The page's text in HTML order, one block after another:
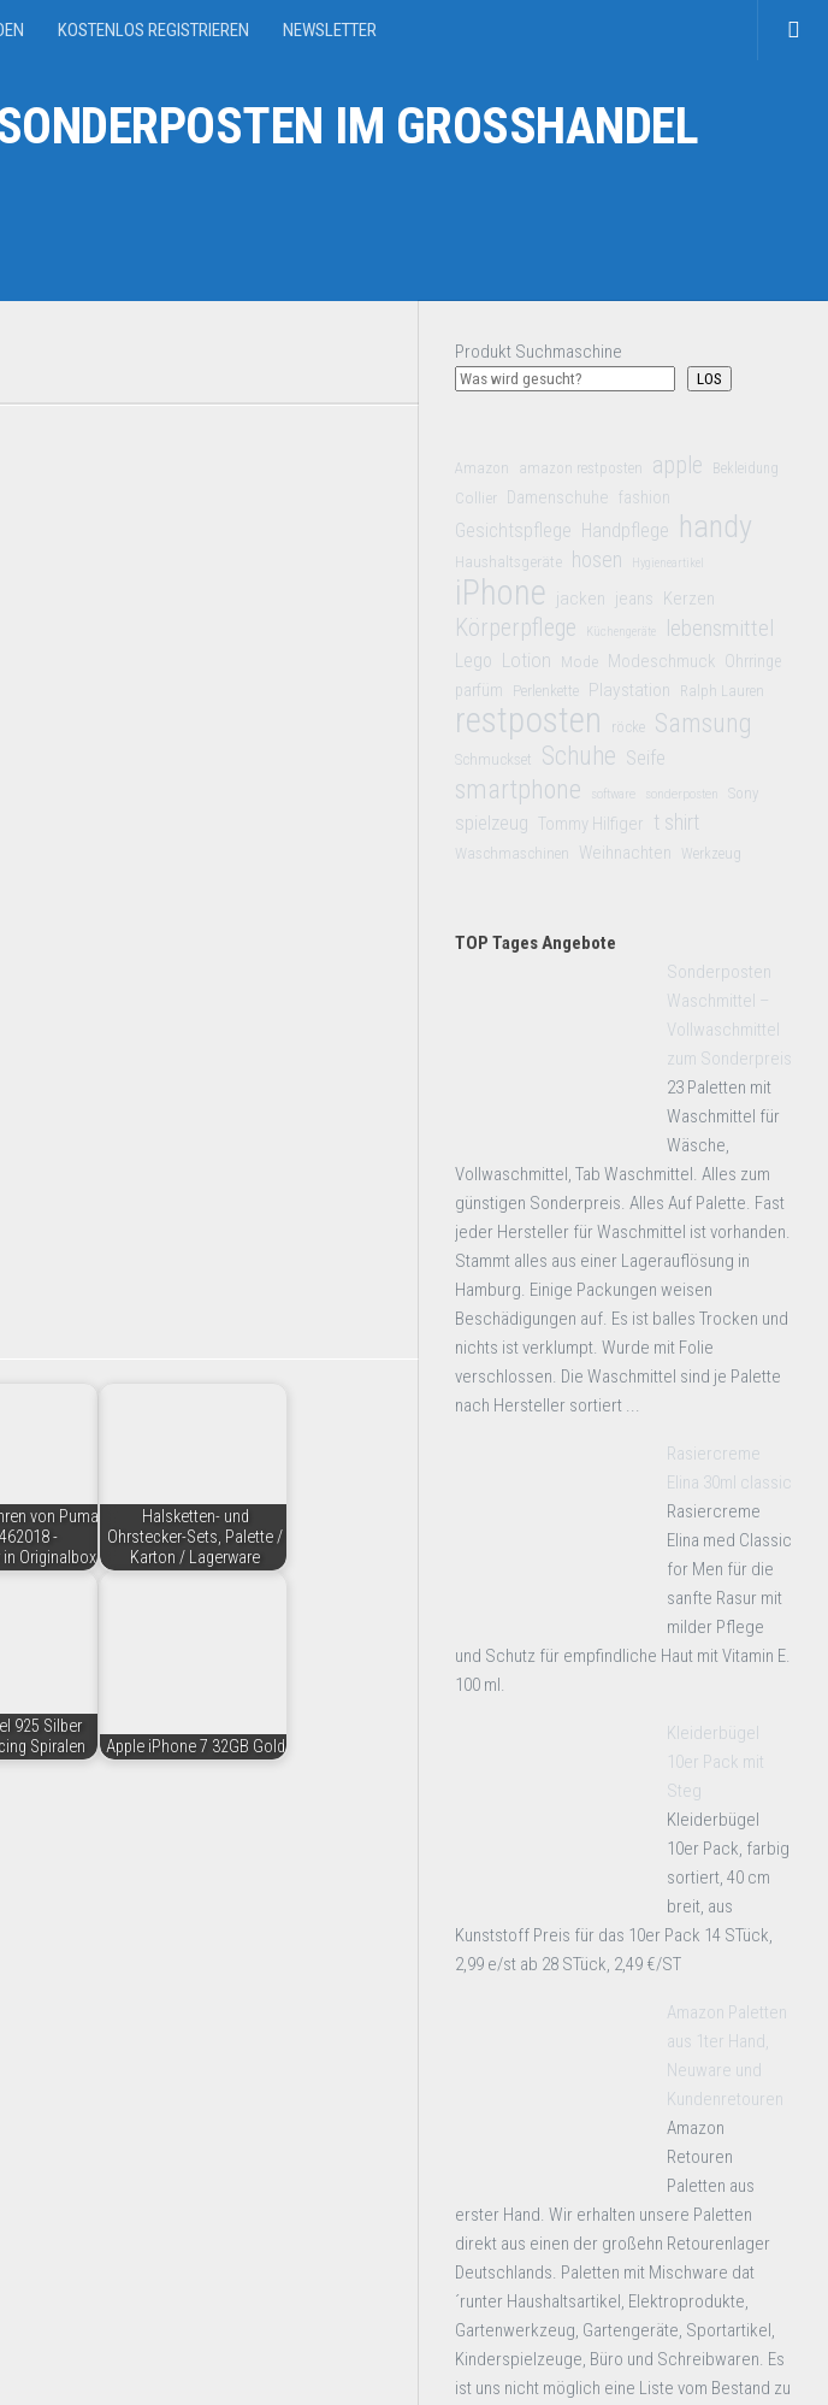
KOSTENLOS REGISTRIEREN NEWSLETTER
IM GROSSHANDEL
von Puma
-
Originalbox
Halsketten- und
Ohrstecker-Sets, Palette /
Karton / Lagerware
925 Silber
Spiralen
Apple iPhone 7 32GB Gold
Produkt Suchmaschine
LOS
Amazon amazon restposten apple Bekleidung
Collier Damenschuhe fashion
Gesichtspflege Handpflege handy
Haushaltsgeräte hosen Hygieneartikel
iPhone jacken jeans Kerzen
Körperpflege Küchengeräte lebensmittel
Lego Lotion Mode Modeschmuck Ohrringe
parfüm
Perlenkette Playstation Ralph Lauren
restposten röcke Samsung
Schmuckset Schuhe Seife
smartphone software sonderposten Sony
spielzeug Tommy Hilfiger t shirt
Waschmaschinen Weihnachten Werkzeug
TOP Tages Angebote
Sonderposten
Waschmittel –
Vollwaschmittel
zum Sonderpreis
23 Paletten mit
Waschmittel für
Wäsche,
Vollwaschmittel, Tab Waschmittel. Alles zum
günstigen Sonderpreis. Alles Auf Palette. Fast
jeder Hersteller für Waschmittel ist vorhanden.
Stammt alles aus einer Lagerauflösung in
Hamburg. Einige Packungen weisen
Beschädigungen auf. Es ist balles Trocken und
nichts ist verklumpt. Wurde mit Folie
verschlossen. Die Waschmittel sind je Palette
nach Hersteller sortiert ...
Rasiercreme
Elina 30ml classic
Rasiercreme
Elina med Classic
for Men für die
sanfte Rasur mit
milder Pflege
und Schutz für empfindliche Haut mit Vitamin E.
100 ml.
Kleiderbügel
10er Pack mit
Steg
Kleiderbügel
10er Pack, farbig
sortiert, 40 cm
breit, aus
Kunststoff Preis für das 10er Pack 14 STück,
2,99 e/st ab 28 STück, 2,49 €/ST
Amazon Paletten
aus 1ter Hand,
Neuware und
Kundenretouren
Amazon
Retouren
Paletten aus
erster Hand. Wir erhalten unsere Paletten
direkt aus einen der großehn Retourenlager
Deutschlands. Paletten mit Mischware dat
´runter Haushaltsartikel, Elektroprodukte,
Gartenwerkzeug, Gartengeräte, Sportartikel,
Kinderspielzeuge, Büro und Schreibwaren. Es
ist uns nicht möglich eine Liste vom Bestand zu